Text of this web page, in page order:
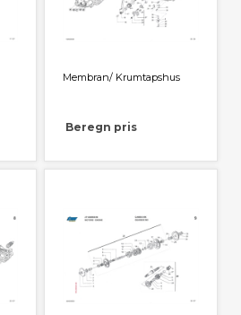
Membran/ Krumtapshus
Beregn pris